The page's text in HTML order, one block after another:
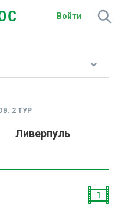
Войти
2 ТУР
Ливерпуль
1